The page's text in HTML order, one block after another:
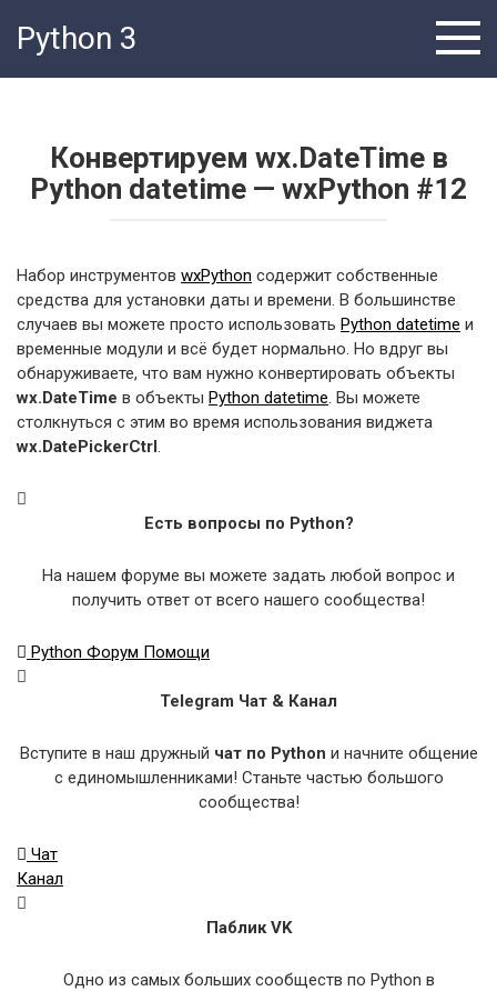
контенту
Python 3
Конвертируем wx.DateTime в
Python datetime — wxPython #12
Набор инструментов wxPython содержит собственные
средства для установки даты и времени. В большинстве
случаев вы можете просто использовать Python datetime и
временные модули и всё будет нормально. Но вдруг вы
обнаруживаете, что вам нужно конвертировать объекты
wx.DateTime в объекты Python datetime. Вы можете
столкнуться с этим во время использования виджета
wx.DatePickerCtrl.
Есть вопросы по Python?
На нашем форуме вы можете задать любой вопрос и
получить ответ от всего нашего сообщества!
Python Форум Помощи
Telegram Чат & Канал
Вступите в наш дружный чат по Python и начните общение
с единомышленниками! Станьте частью большого
сообщества!
Чат
Канал
Паблик VK
Одно из самых больших сообществ по Python в